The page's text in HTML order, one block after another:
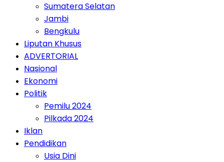
Sumatera Selatan
Jambi
Bengkulu
Liputan Khusus
ADVERTORIAL
Nasional
Ekonomi
Politik
Pemilu 2024
Pilkada 2024
Iklan
Pendidikan
Usia Dini